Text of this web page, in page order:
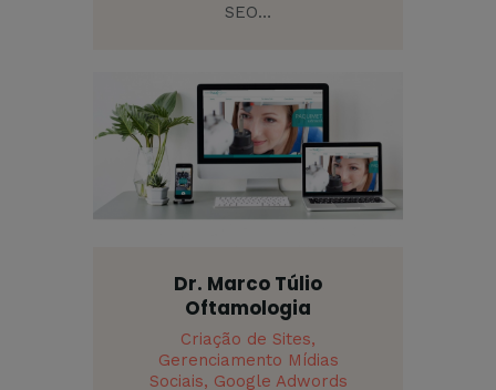
SEO…
Dr. Marco Túlio
Oftamologia
Criação de Sites,
Gerenciamento Mídias
Sociais, Google Adwords